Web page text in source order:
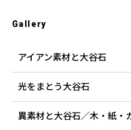
Gallery
アイアン素材と大谷石
光をまとう大谷石
異素材と大谷石／木・紙・